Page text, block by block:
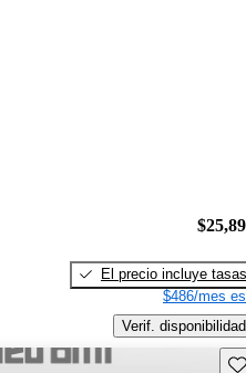
El precio incluye tasas
$486/mes
Verif. disponibilidad